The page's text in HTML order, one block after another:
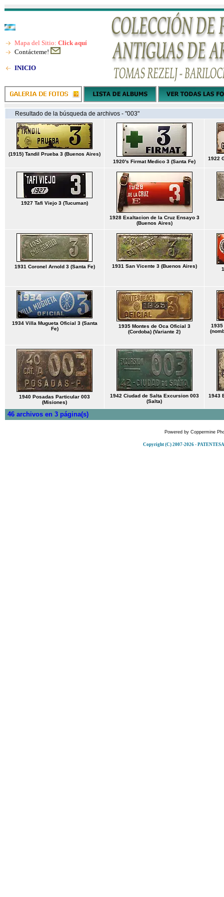
Mapa del Sitio: Click aquí
Contácteme!
INICIO
Resultado de la búsqueda de archivos - "003"
(1915) Tandil Prueba 3 (Buenos Aires)
1920's Firmat Medico 3 (Santa Fe)
1922
1927 Tafi Viejo 3 (Tucuman)
1928 Exaltacion de la Cruz Ensayo 3
(Buenos Aires)
1931 Coronel Arnold 3 (Santa Fe) 1931 San Vicente 3 (Buenos Aires)
1934 Villa Mugueta Oficial 3 (Santa
Fe)
1935 Montes de Oca Oficial 3
(Cordoba) (Variante 2)
1940 Posadas Particular 003
(Misiones)
1942 Ciudad de Salta Excursion 003
(Salta)
1943
46 archivos en 3 página(s)
Powered by Coppermine
Copyright (C) 2007-2026 -